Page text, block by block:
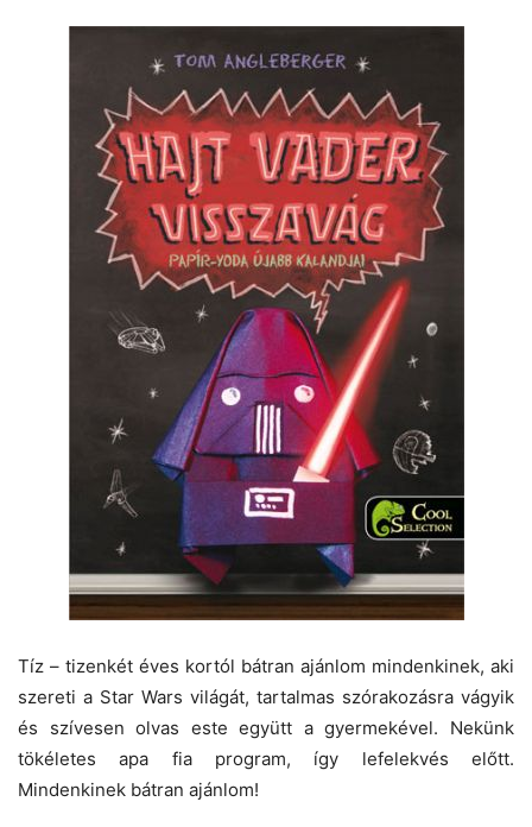
Tíz – tizenkét éves kortól bátran ajánlom mindenkinek, aki
szereti a Star Wars világát, tartalmas szórakozásra vágyik
és szívesen olvas este együtt a gyermekével. Nekünk
tökéletes apa fia program, így lefelekvés előtt.
Mindenkinek bátran ajánlom!